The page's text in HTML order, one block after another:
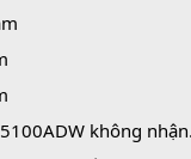
mực, báo hết mực và lỗi No Toner